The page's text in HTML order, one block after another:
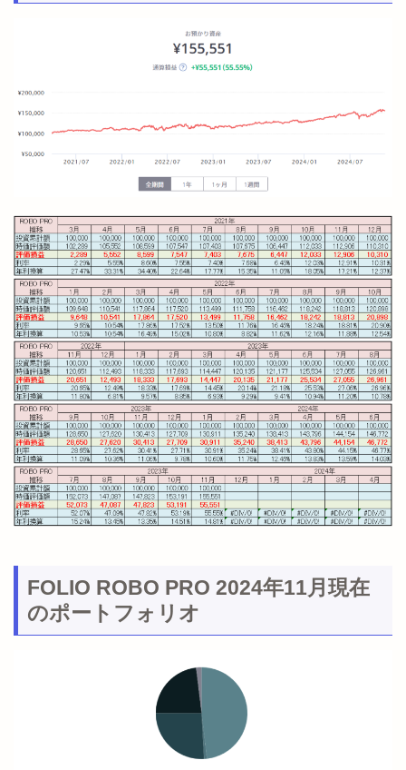
FOLIO ROBO PRO 2024年11月現在
のポートフォリオ